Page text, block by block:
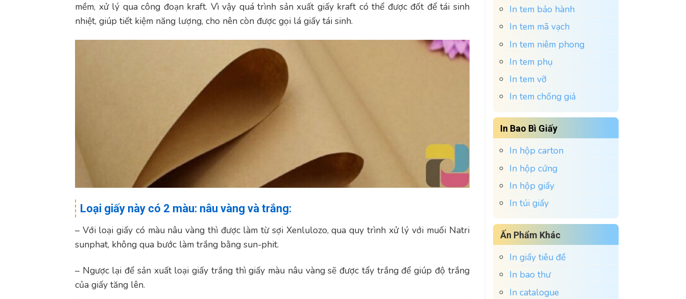
mềm, xử lý qua công đoạn kraft. Vì vậy quá trình sản xuất giấy kraft có thể được đốt để tái sinh
nhiệt, giúp tiết kiệm năng lượng, cho nên còn được gọi lá giấy tái sinh.
Loại giấy này có 2 màu: nâu vàng và trắng:
– Với loại giấy có màu nâu vàng thì được làm từ sợi Xenlulozo, qua quy trình xử lý với muối Natri
sunphat, không qua bước làm trắng bằng sun-phit.
– Ngược lại để sản xuất loại giấy trắng thì giấy màu nâu vàng sẽ được tẩy trắng để giúp độ trắng
của giấy tăng lên.
In tem bảo hành
In tem mã vạch
In tem niêm phong
In tem phụ
In tem vỡ
In tem chống giả
In Bao Bì Giấy
In hộp carton
In hộp cứng
In hộp giấy
In túi giấy
Ấn Phẩm Khác
In giấy tiêu đề
In bao thư
In catalogue